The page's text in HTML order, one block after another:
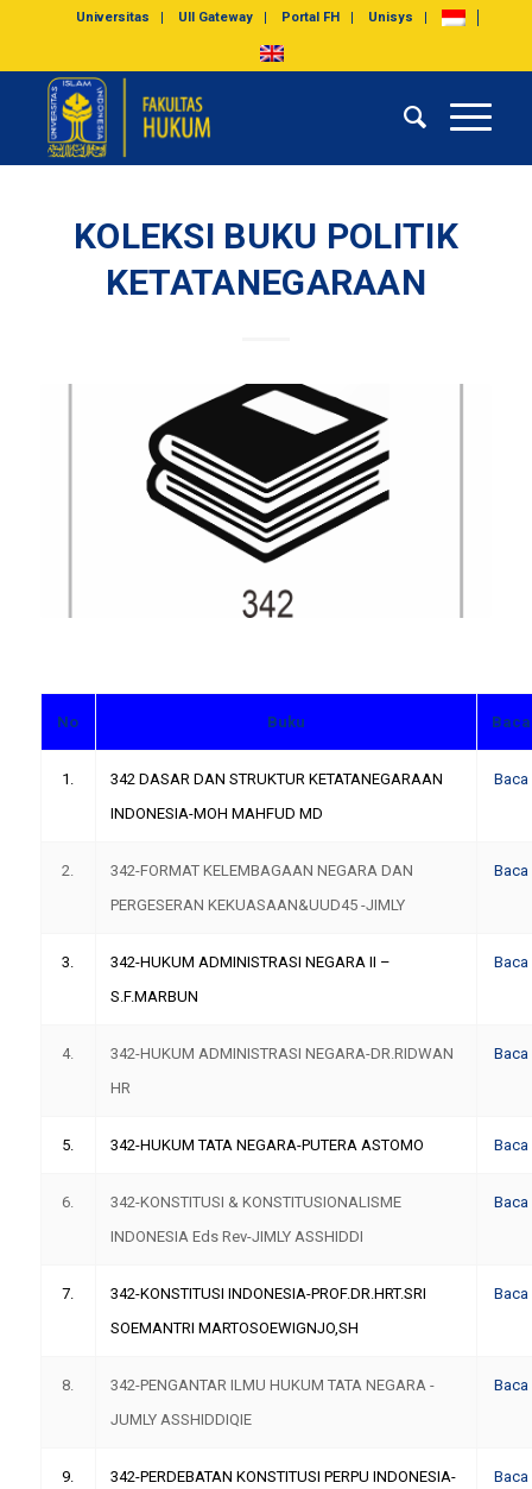
Universitas UII Gateway Portal FH Unisys
KOLEKSI BUKU POLITIK
KETATANEGARAAN
No Buku Baca
1.
342 DASAR DAN STRUKTUR KETATANEGARAAN
INDONESIA-MOH MAHFUD MD
Baca
2.
342-FORMAT KELEMBAGAAN NEGARA DAN
PERGESERAN KEKUASAAN&UUD45 -JIMLY
Baca
3.
342-HUKUM ADMINISTRASI NEGARA II –
S.F.MARBUN
Baca
4.
342-HUKUM ADMINISTRASI NEGARA-DR.RIDWAN
HR
Baca
5. 342-HUKUM TATA NEGARA-PUTERA ASTOMO Baca
6.
342-KONSTITUSI & KONSTITUSIONALISME
INDONESIA Eds Rev-JIMLY ASSHIDDI
Baca
7.
342-KONSTITUSI INDONESIA-PROF.DR.HRT.SRI
SOEMANTRI MARTOSOEWIGNJO,SH
Baca
8.
342-PENGANTAR ILMU HUKUM TATA NEGARA -
JUMLY ASSHIDDIQIE
Baca
9.
342-PERDEBATAN KONSTITUSI PERPU INDONESIA-
Baca